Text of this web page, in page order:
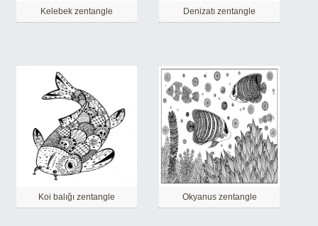
Kelebek zentangle Denizatı zentangle
Koi balığı zentangle Okyanus zentangle